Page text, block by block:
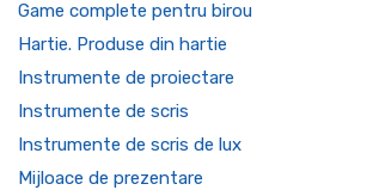
Game complete pentru birou
Hartie. Produse din hartie
Instrumente de proiectare
Instrumente de scris
Instrumente de scris de lux
Mijloace de prezentare